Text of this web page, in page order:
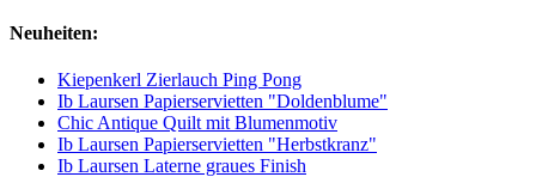
Neuheiten:
Kiepenkerl Zierlauch Ping Pong
Ib Laursen Papierservietten "Doldenblume"
Chic Antique Quilt mit Blumenmotiv
Ib Laursen Papierservietten "Herbstkranz"
Ib Laursen Laterne graues Finish